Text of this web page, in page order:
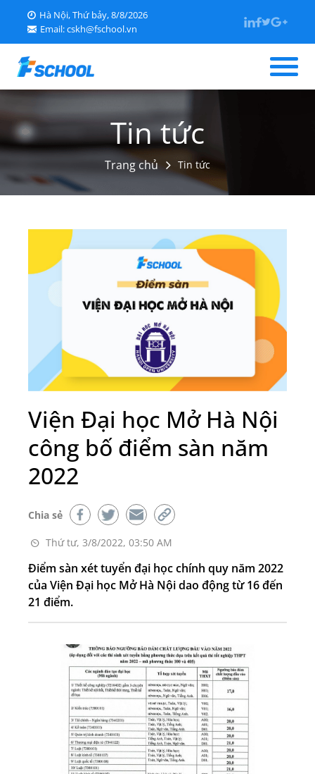
Hà Nội, Thứ bảy, 8/8/2026
Email: cskh@fschool.vn
Giới thiệu
Tin tức
Tra cứu điểm
Tin tức
Trang chủ Tin tức
Viện Đại học Mở Hà Nội
công bố điểm sàn năm
2022
Thứ tư, 3/8/2022, 03:50 AM
Chia sẻ
Điểm sàn xét tuyển đại học chính quy năm 2022
của Viện Đại học Mở Hà Nội dao động từ 16 đến
21 điểm.